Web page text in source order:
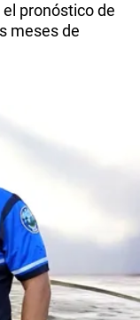
pronóstico de
meses de